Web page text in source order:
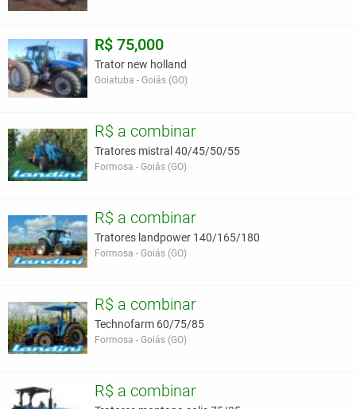
R$ 75,000
Trator new holland
Goiatuba - Goiás (GO)
R$ a combinar
Tratores mistral 40/45/50/55
Formosa - Goiás (GO)
R$ a combinar
Tratores landpower 140/165/180
Formosa - Goiás (GO)
R$ a combinar
Technofarm 60/75/85
Formosa - Goiás (GO)
R$ a combinar